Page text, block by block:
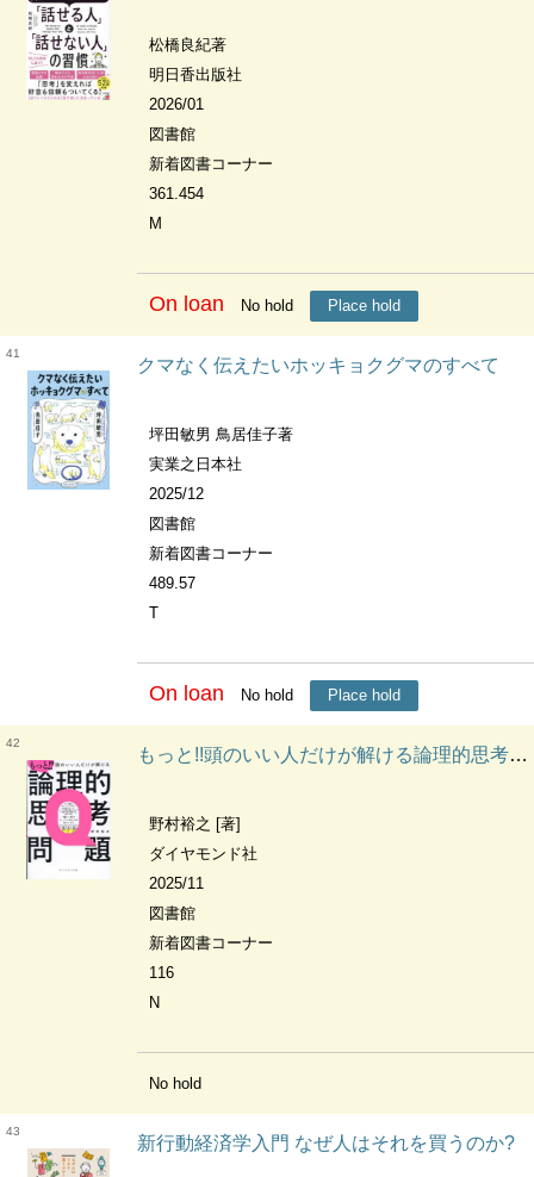
松橋良紀著
明日香出版社
2026/01
図書館
新着図書コーナー
361.454
M
On loan No hold Place hold
41
クマなく伝えたいホッキョクグマのすべて
坪田敏男 鳥居佳子著
実業之日本社
2025/12
図書館
新着図書コーナー
489.57
T
On loan No hold Place hold
42
もっと!!頭のいい人だけが解ける論理的思考問題
野村裕之 [著]
ダイヤモンド社
2025/11
図書館
新着図書コーナー
116
N
No hold
43
新行動経済学入門 なぜ人はそれを買うのか?